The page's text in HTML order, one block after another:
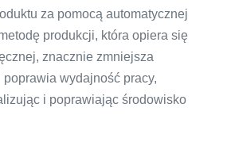
za pomocą automatycznej
produkcji, która opiera się
znacznie zmniejsza
wydajność pracy,
i poprawiając środowisko